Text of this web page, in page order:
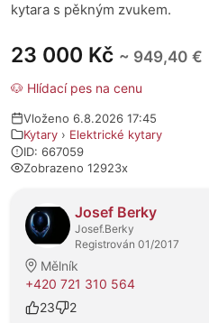
23 000 Kč ~ 949,40 €
🐶 Hlídací pes na cenu
Vloženo 6.8.2026 17:45
Kytary › Elektrické kytary
ID: 667059
Zobrazeno 12923x
Josef Berky
Josef.Berky
Registrován 01/2017
Mělník
+420 721 310 564
23
2
kytara s pěkným zvukem.